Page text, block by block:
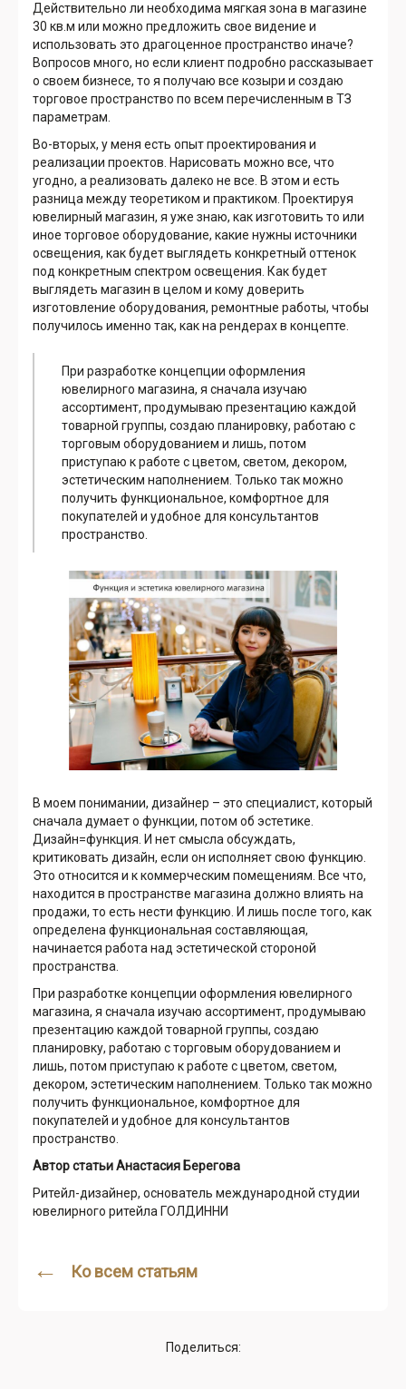
Поделиться:
Действительно ли необходима мягкая зона в магазине
30 кв.м или можно предложить свое видение и
использовать это драгоценное пространство иначе?
Вопросов много, но если клиент подробно рассказывает
о своем бизнесе, то я получаю все козыри и создаю
торговое пространство по всем перечисленным в ТЗ
параметрам.
Во-вторых, у меня есть опыт проектирования и
реализации проектов. Нарисовать можно все, что
угодно, а реализовать далеко не все. В этом и есть
разница между теоретиком и практиком. Проектируя
ювелирный магазин, я уже знаю, как изготовить то или
иное торговое оборудование, какие нужны источники
освещения, как будет выглядеть конкретный оттенок
под конкретным спектром освещения. Как будет
выглядеть магазин в целом и кому доверить
изготовление оборудования, ремонтные работы, чтобы
получилось именно так, как на рендерах в концепте.
При разработке концепции оформления
ювелирного магазина, я сначала изучаю
ассортимент, продумываю презентацию каждой
товарной группы, создаю планировку, работаю с
торговым оборудованием и лишь, потом
приступаю к работе с цветом, светом, декором,
эстетическим наполнением. Только так можно
получить функциональное, комфортное для
покупателей и удобное для консультантов
пространство.
В моем понимании, дизайнер – это специалист, который
сначала думает о функции, потом об эстетике.
Дизайн=функция. И нет смысла обсуждать,
критиковать дизайн, если он исполняет свою функцию.
Это относится и к коммерческим помещениям. Все что,
находится в пространстве магазина должно влиять на
продажи, то есть нести функцию. И лишь после того, как
определена функциональная составляющая,
начинается работа над эстетической стороной
пространства.
При разработке концепции оформления ювелирного
магазина, я сначала изучаю ассортимент, продумываю
презентацию каждой товарной группы, создаю
планировку, работаю с торговым оборудованием и
лишь, потом приступаю к работе с цветом, светом,
декором, эстетическим наполнением. Только так можно
получить функциональное, комфортное для
покупателей и удобное для консультантов
пространство.
Автор статьи Анастасия Берегова
Ритейл-дизайнер, основатель международной студии
ювелирного ритейла ГОЛДИННИ
← Ко всем статьям